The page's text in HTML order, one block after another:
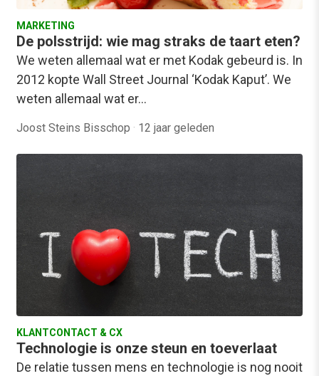
MARKETING
De polsstrijd: wie mag straks de taart eten?
We weten allemaal wat er met Kodak gebeurd is. In
2012 kopte Wall Street Journal ‘Kodak Kaput’. We
weten allemaal wat er…
Joost Steins Bisschop · 12 jaar geleden
KLANTCONTACT & CX
Technologie is onze steun en toeverlaat
De relatie tussen mens en technologie is nog nooit